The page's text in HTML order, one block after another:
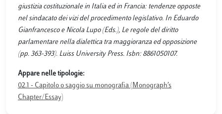
giustizia costituzionale in Italia ed in Francia: tendenze opposte
nel sindacato dei vizi del procedimento legislativo. In Eduardo
Gianfrancesco e Nicola Lupo (Eds.), Le regole del diritto
parlamentare nella dialettica tra maggioranza ed opposizione
(pp. 363-393). Luiss University Press. Isbn: 8861050107.
Appare nelle tipologie:
02.1 - Capitolo o saggio su monografia (Monograph’s
Chapter/Essay)